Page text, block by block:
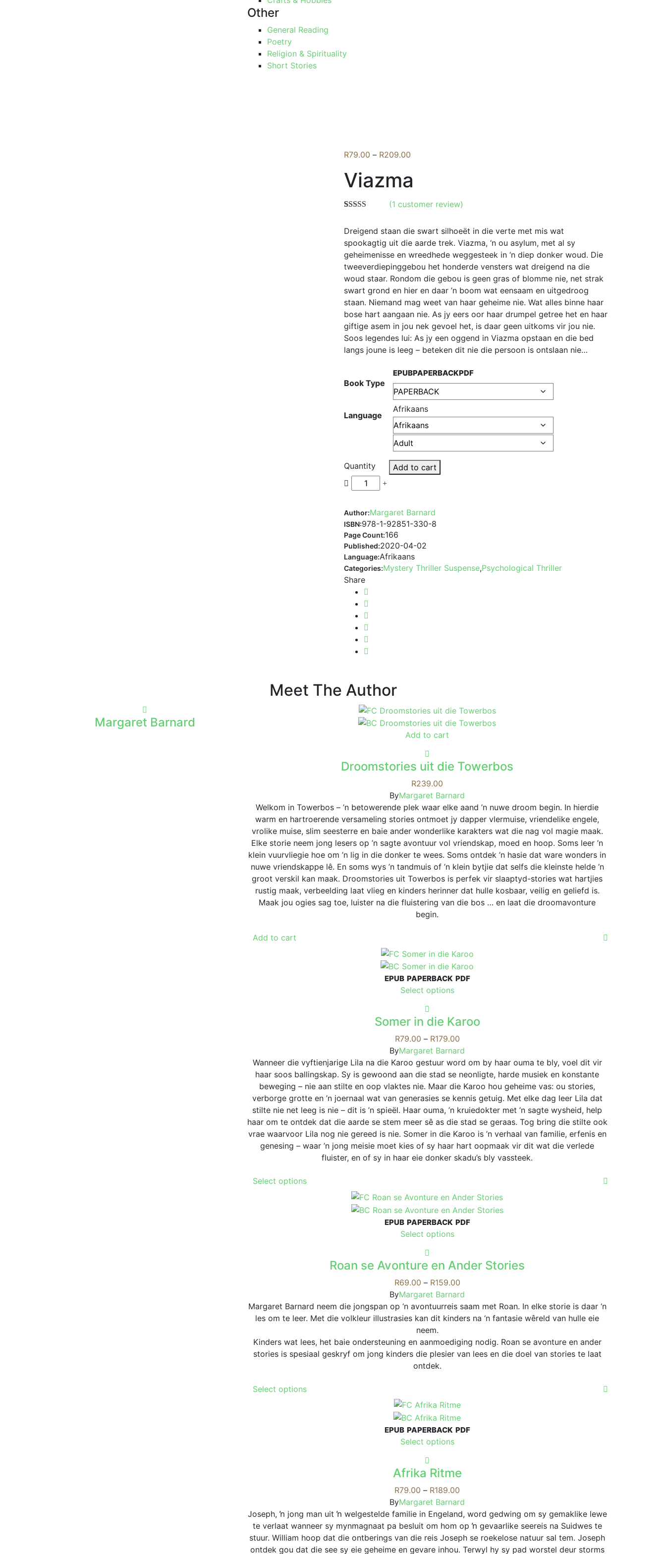
Other
General Reading
Poetry
Religion & Spirituality
Short Stories
R79.00 – R209.00
R79.00
through
R209.00
Viazma
based on
customer
rating
(1 customer review)
Dreigend staan die swart silhoeët in die verte met mis wat
spookagtig uit die aarde trek. Viazma, ‘n ou asylum, met al sy
geheimenisse en wreedhede weggesteek in ‘n diep donker woud. Die
tweeverdiepinggebou het honderde vensters wat dreigend na die
woud staar. Rondom die gebou is geen gras of blomme nie, net strak
swart grond en hier en daar ’n boom wat eensaam en uitgedroog
staan. Niemand mag weet van haar geheime nie. Wat alles binne haar
bose hart aangaan nie. As jy eers oor haar drumpel getree het en haar
giftige asem in jou nek gevoel het, is daar geen uitkoms vir jou nie.
Soos legendes lui: As jy een oggend in Viazma opstaan en die bed
langs joune is leeg – beteken dit nie die persoon is ontslaan nie…
Book Type
EPUBPAPERBACKPDF
Language
Afrikaans
Quantity Add to cart
Author:Margaret Barnard
ISBN:978-1-92851-330-8
Page Count:166
Published:2020-04-02
Language:Afrikaans
Categories:Mystery Thriller Suspense,Psychological Thriller
Share
Meet The Author
Margaret Barnard
Add to cart
Droomstories uit die Towerbos
R239.00
ByMargaret Barnard
Welkom in Towerbos – ’n betowerende plek waar elke aand ’n nuwe droom begin. In hierdie
warm en hartroerende versameling stories ontmoet jy dapper vlermuise, vriendelike engele,
vrolike muise, slim seesterre en baie ander wonderlike karakters wat die nag vol magie maak.
Elke storie neem jong lesers op ’n sagte avontuur vol vriendskap, moed en hoop. Soms leer ’n
klein vuurvliegie hoe om ’n lig in die donker te wees. Soms ontdek ’n hasie dat ware wonders in
nuwe vriendskappe lê. En soms wys ’n tandmuis of ’n klein bytjie dat selfs die kleinste helde ’n
groot verskil kan maak. Droomstories uit Towerbos is perfek vir slaaptyd-stories wat hartjies
rustig maak, verbeelding laat vlieg en kinders herinner dat hulle kosbaar, veilig en geliefd is.
Maak jou ogies sag toe, luister na die fluistering van die bos … en laat die droomavonture
begin.
Add to cart
EPUB PAPERBACK PDF
Select optionsThis
multiple
variants.
The
options
may
be
chosen
on
the
product
page
Somer in die Karoo
R79.00 – R179.00Price
range:
R79.00
through
R179.00
ByMargaret Barnard
Wanneer die vyftienjarige Lila na die Karoo gestuur word om by haar ouma te bly, voel dit vir
haar soos ballingskap. Sy is gewoond aan die stad se neonligte, harde musiek en konstante
beweging – nie aan stilte en oop vlaktes nie. Maar die Karoo hou geheime vas: ou stories,
verborge grotte en ’n joernaal wat van generasies se kennis getuig. Met elke dag leer Lila dat
stilte nie net leeg is nie – dit is ’n spieël. Haar ouma, ’n kruiedokter met ’n sagte wysheid, help
haar om te ontdek dat die aarde se stem meer sê as die stad se geraas. Tog bring die stilte ook
vrae waarvoor Lila nog nie gereed is nie. Somer in die Karoo is ’n verhaal van familie, erfenis en
genesing – waar ’n jong meisie moet kies of sy haar hart oopmaak vir dit wat die verlede
fluister, en of sy in haar eie donker skadu’s bly vassteek.
Select options
the
product
EPUB PAPERBACK PDF
Select optionsThis
multiple
variants.
The
options
may
chosen
on
Roan se Avonture en Ander Stories
R69.00 – R159.00Price
range:
R69.00
through
ByMargaret Barnard
Margaret Barnard neem die jongspan op ‘n avontuurreis saam met Roan. In elke storie is daar ‘n
les om te leer. Met die volkleur illustrasies kan dit kinders na ‘n fantasie wêreld van hulle eie
neem.
Kinders wat lees, het baie ondersteuning en aanmoediging nodig. Roan se avonture en ander
stories is spesiaal geskryf om jong kinders die plesier van lees en die doel van stories te laat
ontdek.
Select options
the
product
page
EPUB PAPERBACK PDF
Select optionsThis
multiple
variants.
The
options
may
be
chosen
Afrika Ritme
R79.00 – R189.00
range:
R79.00
through
R189.00
ByMargaret Barnard
Joseph, ŉ jong man uit ŉ welgestelde familie in Engeland, word gedwing om sy gemaklike lewe
te verlaat wanneer sy mynmagnaat pa besluit om hom op ŉ gevaarlike seereis na Suidwes te
stuur. William hoop dat die ontberings van die reis Joseph se roekelose natuur sal tem. Joseph
ontdek gou dat die see sy eie geheime en gevare inhou. Terwyl hy sy pad worstel deur storms